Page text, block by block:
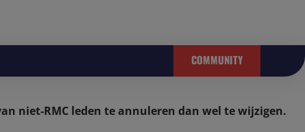
COMMUNITY
niet-RMC leden te annuleren dan wel te wijzigen.